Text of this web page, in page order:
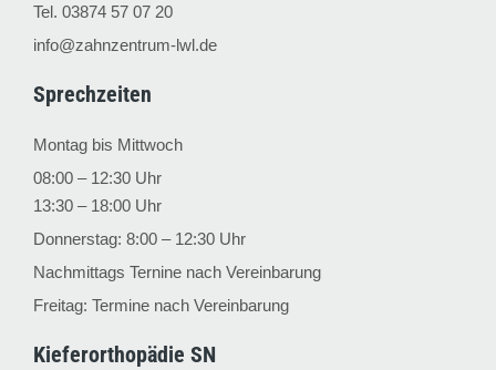
Tel. 03874 57 07 20
info@zahnzentrum-lwl.de
Sprechzeiten
Montag bis Mittwoch
08:00 – 12:30 Uhr
13:30 – 18:00 Uhr
Donnerstag: 8:00 – 12:30 Uhr
Nachmittags Ternine nach Vereinbarung
Freitag: Termine nach Vereinbarung
Kieferorthopädie SN